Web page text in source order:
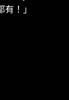
！」